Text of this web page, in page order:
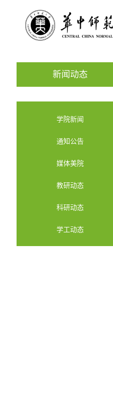
新闻动态
学院新闻
通知公告
媒体美院
教研动态
科研动态
学工动态